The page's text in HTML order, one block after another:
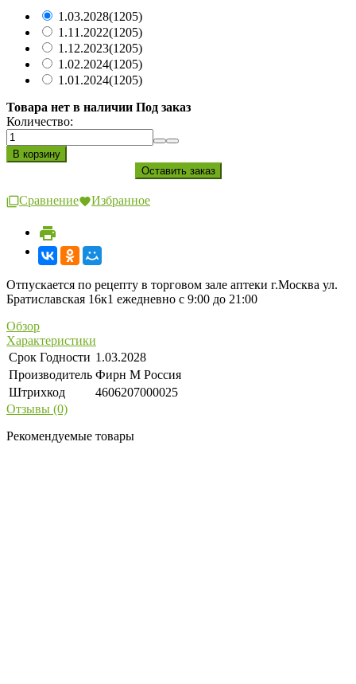
1.03.2028(1205)
1.11.2022(1205)
1.12.2023(1205)
1.02.2024(1205)
1.01.2024(1205)
Товара нет в наличии Под заказ
Количество:
Сравнение Избранное
Отпускается по рецепту в торговом зале аптеки г.Москва ул.
Братиславская 16к1 ежедневно с 9:00 до 21:00
Обзор
Характеристики
Срок Годности 1.03.2028
Производитель Фирн М Россия
Штрихкод
4606207000025
Отзывы (0)
Рекомендуемые товары